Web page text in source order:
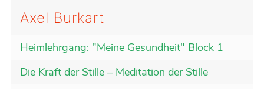
Axel Burkart
Heimlehrgang: "Meine Gesundheit" Block 1
Die Kraft der Stille – Meditation der Stille